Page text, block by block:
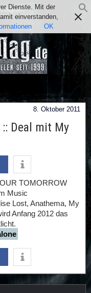
8. Oktober 2011
:: Deal mit My
TOMORROW
Music
Lost, Anathema, My
Anfang 2012 das
Dienste. Mit der
einverstanden,
OK